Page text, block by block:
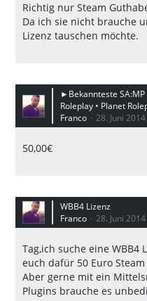
Richtig nur Steam
Da ich sie nicht brauche
Lizenz tauschen möchte.
►Bekannteste
Roleplay • Planet
Franco
28. Juni 2014
50,00€
WBB4 Lizenz
Franco
28. Juni 2014
Tag,ich suche eine WBB4
euch dafür 50 Euro
Aber gerne mit ein
Plugins brauche es